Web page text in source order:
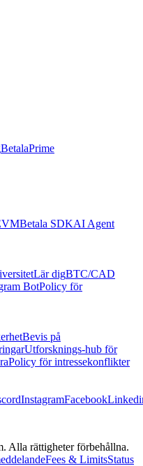
BetalaPrime
Betala SDKAI Agent
Lär digBTC/CAD
BotPolicy för
Bevis på
Utforsknings-hub för
Policy för intressekonflikter
InstagramFacebook
Alla rättigheter förbehållna.
Fees & LimitsStatus